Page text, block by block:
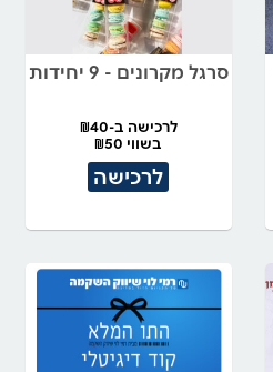
סרגל מקרונים - 9 יחידות
לרכישה ב-₪40
בשווי ₪50
לרכישה